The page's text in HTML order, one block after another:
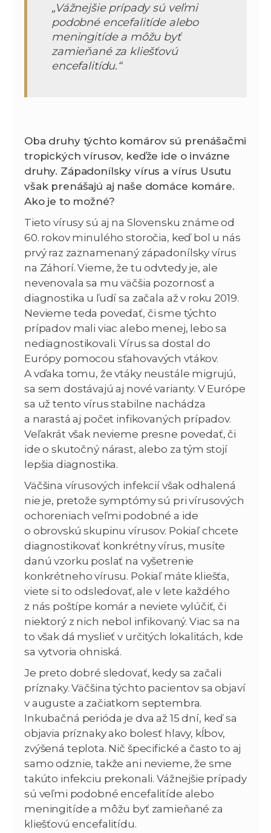
„Vážnejšie prípady sú veľmi
podobné encefalitíde alebo
meningitíde a môžu byť
zamieňané za kliešťovú
encefalitídu.“
Oba druhy týchto komárov sú prenášačmi
tropických vírusov, keďže ide o invázne
druhy. Západonílsky vírus a vírus Usutu
však prenášajú aj naše domáce komáre.
Ako je to možné?
Tieto vírusy sú aj na Slovensku známe od
60. rokov minulého storočia, keď bol u nás
prvý raz zaznamenaný západonílsky vírus
na Záhorí. Vieme, že tu odvtedy je, ale
nevenovala sa mu väčšia pozornosť a
diagnostika u ľudí sa začala až v roku 2019.
Nevieme teda povedať, či sme týchto
prípadov mali viac alebo menej, lebo sa
nediagnostikovali. Vírus sa dostal do
Európy pomocou sťahovavých vtákov.
A vďaka tomu, že vtáky neustále migrujú,
sa sem dostávajú aj nové varianty. V Európe
sa už tento vírus stabilne nachádza
a narastá aj počet infikovaných prípadov.
Veľakrát však nevieme presne povedať, či
ide o skutočný nárast, alebo za tým stojí
lepšia diagnostika.
Väčšina vírusových infekcií však odhalená
nie je, pretože symptómy sú pri vírusových
ochoreniach veľmi podobné a ide
o obrovskú skupinu vírusov. Pokiaľ chcete
diagnostikovať konkrétny vírus, musíte
danú vzorku poslať na vyšetrenie
konkrétneho vírusu. Pokiaľ máte kliešťa,
viete si to odsledovať, ale v lete každého
z nás poštípe komár a neviete vylúčiť, či
niektorý z nich nebol infikovaný. Viac sa na
to však dá myslieť v určitých lokalitách, kde
sa vytvoria ohniská.
Je preto dobré sledovať, kedy sa začali
príznaky. Väčšina týchto pacientov sa objaví
v auguste a začiatkom septembra.
Inkubačná perióda je dva až 15 dní, keď sa
objavia príznaky ako bolesť hlavy, kĺbov,
zvýšená teplota. Nič špecifické a často to aj
samo odznie, takže ani nevieme, že sme
takúto infekciu prekonali. Vážnejšie prípady
sú veľmi podobné encefalitíde alebo
meningitíde a môžu byť zamieňané za
kliešťovú encefalitídu.